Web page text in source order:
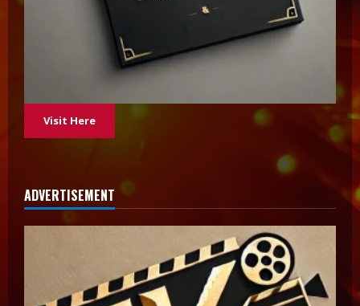
Visit Here
ADVERTISEMENT